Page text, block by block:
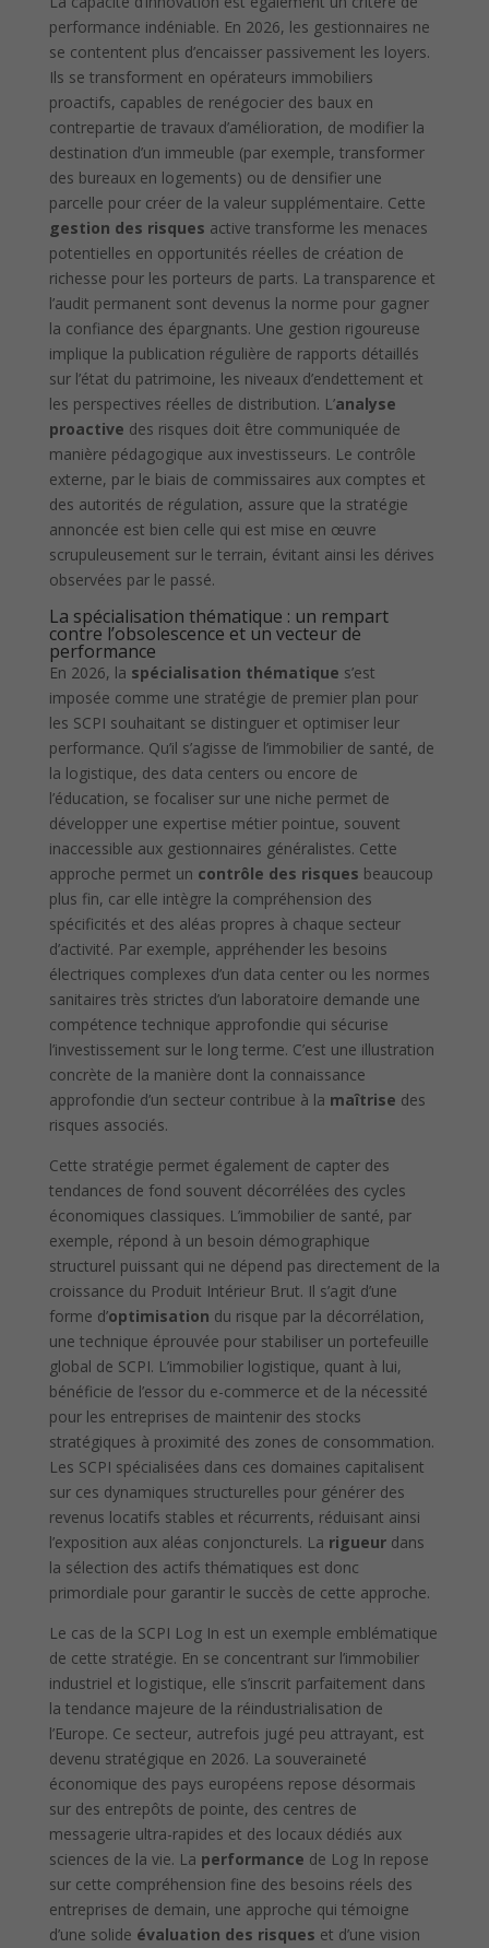
performance indéniable. En 2026, les gestionnaires ne
se contentent plus d’encaisser passivement les loyers.
Ils se transforment en opérateurs immobiliers
proactifs, capables de renégocier des baux en
contrepartie de travaux d’amélioration, de modifier la
destination d’un immeuble (par exemple, transformer
des bureaux en logements) ou de densifier une
parcelle pour créer de la valeur supplémentaire. Cette
gestion des risques active transforme les menaces
potentielles en opportunités réelles de création de
richesse pour les porteurs de parts. La transparence et
l’audit permanent sont devenus la norme pour gagner
la confiance des épargnants. Une gestion rigoureuse
implique la publication régulière de rapports détaillés
sur l’état du patrimoine, les niveaux d’endettement et
les perspectives réelles de distribution. L’analyse
proactive des risques doit être communiquée de
manière pédagogique aux investisseurs. Le contrôle
externe, par le biais de commissaires aux comptes et
des autorités de régulation, assure que la stratégie
annoncée est bien celle qui est mise en œuvre
scrupuleusement sur le terrain, évitant ainsi les dérives
observées par le passé.
La spécialisation thématique : un rempart
contre l’obsolescence et un vecteur de
performance
En 2026, la spécialisation thématique s’est
imposée comme une stratégie de premier plan pour
les SCPI souhaitant se distinguer et optimiser leur
performance. Qu’il s’agisse de l’immobilier de santé, de
la logistique, des data centers ou encore de
l’éducation, se focaliser sur une niche permet de
développer une expertise métier pointue, souvent
inaccessible aux gestionnaires généralistes. Cette
approche permet un contrôle des risques beaucoup
plus fin, car elle intègre la compréhension des
spécificités et des aléas propres à chaque secteur
d’activité. Par exemple, appréhender les besoins
électriques complexes d’un data center ou les normes
sanitaires très strictes d’un laboratoire demande une
compétence technique approfondie qui sécurise
l’investissement sur le long terme. C’est une illustration
concrète de la manière dont la connaissance
approfondie d’un secteur contribue à la maîtrise des
risques associés.
Cette stratégie permet également de capter des
tendances de fond souvent décorrélées des cycles
économiques classiques. L’immobilier de santé, par
exemple, répond à un besoin démographique
structurel puissant qui ne dépend pas directement de la
croissance du Produit Intérieur Brut. Il s’agit d’une
forme d’optimisation du risque par la décorrélation,
une technique éprouvée pour stabiliser un portefeuille
global de SCPI. L’immobilier logistique, quant à lui,
bénéficie de l’essor du e-commerce et de la nécessité
pour les entreprises de maintenir des stocks
stratégiques à proximité des zones de consommation.
Les SCPI spécialisées dans ces domaines capitalisent
sur ces dynamiques structurelles pour générer des
revenus locatifs stables et récurrents, réduisant ainsi
l’exposition aux aléas conjoncturels. La rigueurdans
la sélection des actifs thématiques est donc
primordiale pour garantir le succès de cette approche.
Le cas de la SCPI Log In est un exemple emblématique
de cette stratégie. En se concentrant sur l’immobilier
industriel et logistique, elle s’inscrit parfaitement dans
la tendance majeure de la réindustrialisation de
l’Europe. Ce secteur, autrefois jugé peu attrayant, est
devenu stratégique en 2026. La souveraineté
économique des pays européens repose désormais
sur des entrepôts de pointe, des centres de
messagerie ultra-rapides et des locaux dédiés aux
sciences de la vie. La performance de Log In repose
sur cette compréhension fine des besoins réels des
entreprises de demain, une approche qui témoigne
d’une solide évaluation des risques et d’une vision